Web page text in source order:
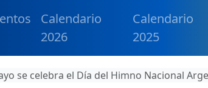
Calendario
2026
Calendario
2025
se celebra el Día del Himno Nacional